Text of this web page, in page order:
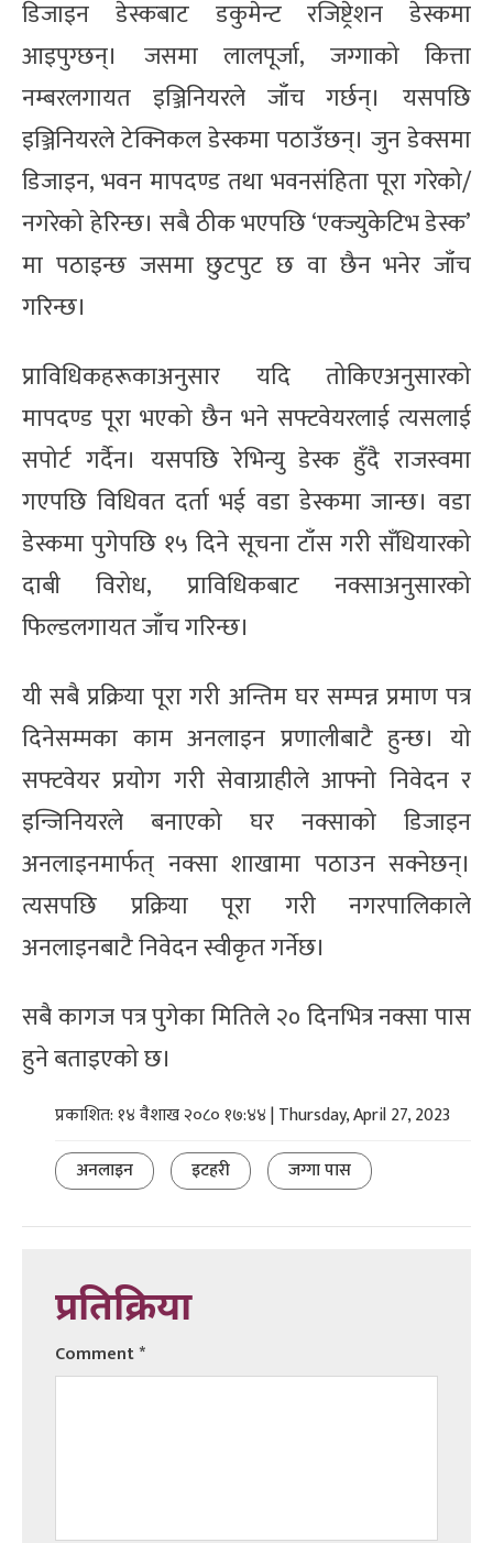
डिजाइन डेस्कबाट डकुमेन्ट रजिष्ट्रेशन डेस्कमा
आइपुग्छन्। जसमा लालपूर्जा, जग्गाको कित्ता
नम्बरलगायत इञ्जिनियरले जाँच गर्छन्। यसपछि
इञ्जिनियरले टेक्निकल डेस्कमा पठाउँछन्। जुन डेक्समा
डिजाइन, भवन मापदण्ड तथा भवनसंहिता पूरा गरेको/
नगरेको हेरिन्छ। सबै ठीक भएपछि ‘एक्ज्युकेटिभ डेस्क’
मा पठाइन्छ जसमा छुटपुट छ वा छैन भनेर जाँच
गरिन्छ।
प्राविधिकहरूकाअनुसार यदि तोकिएअनुसारको
मापदण्ड पूरा भएको छैन भने सफ्टवेयरलाई त्यसलाई
सपोर्ट गर्दैन। यसपछि रेभिन्यु डेस्क हुँदै राजस्वमा
गएपछि विधिवत दर्ता भई वडा डेस्कमा जान्छ। वडा
डेस्कमा पुगेपछि १५ दिने सूचना टाँस गरी सँधियारको
दाबी विरोध, प्राविधिकबाट नक्साअनुसारको
फिल्डलगायत जाँच गरिन्छ।
यी सबै प्रक्रिया पूरा गरी अन्तिम घर सम्पन्न प्रमाण पत्र
दिनेसम्मका काम अनलाइन प्रणालीबाटै हुन्छ। यो
सफ्टवेयर प्रयोग गरी सेवाग्राहीले आफ्नो निवेदन र
इन्जिनियरले बनाएको घर नक्साको डिजाइन
अनलाइनमार्फत् नक्सा शाखामा पठाउन सक्नेछन्।
त्यसपछि प्रक्रिया पूरा गरी नगरपालिकाले
अनलाइनबाटै निवेदन स्वीकृत गर्नेछ।
सबै कागज पत्र पुगेका मितिले २० दिनभित्र नक्सा पास
हुने बताइएको छ।
प्रकाशित: १४ वैशाख २०८० १७:४४ | Thursday, April 27, 2023
अनलाइन
इटहरी जग्गा पास
प्रतिक्रिया
Comment*